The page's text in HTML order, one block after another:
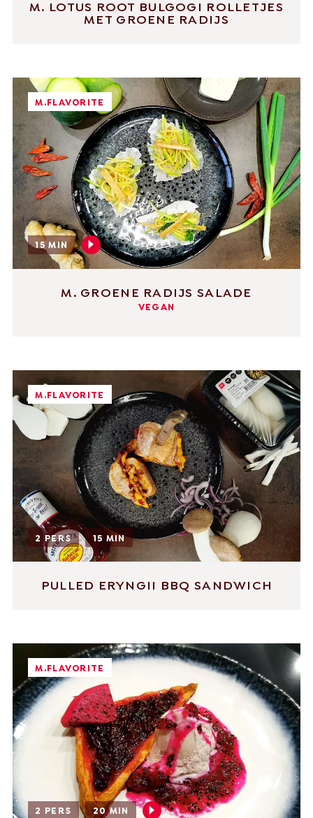
M. LOTUS ROOT BULGOGI ROLLETJES
MET GROENE RADIJS
M.FLAVORITE
15 MIN
M. GROENE RADIJS SALADE
VEGAN
M.FLAVORITE
2 PERS 15 MIN
PULLED ERYNGII BBQ SANDWICH
M.FLAVORITE
2 PERS 20 MIN